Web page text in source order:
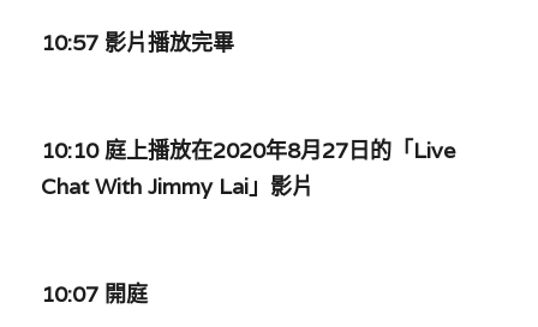
10:57 影片播放完畢
10:10 庭上播放在2020年8月27日的「Live
Chat With Jimmy Lai」影片
10:07 開庭